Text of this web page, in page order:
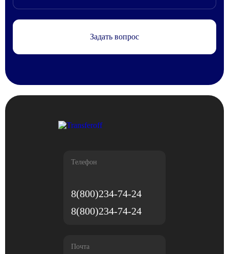
Задать вопрос
Телефон
8(800)234-74-24
8(800)234-74-24
Почта